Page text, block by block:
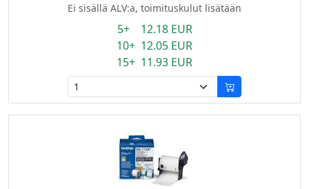
Ei sisällä ALV:a, toimituskulut lisätään
5+ 12.18 EUR
10+ 12.05 EUR
15+ 11.93 EUR